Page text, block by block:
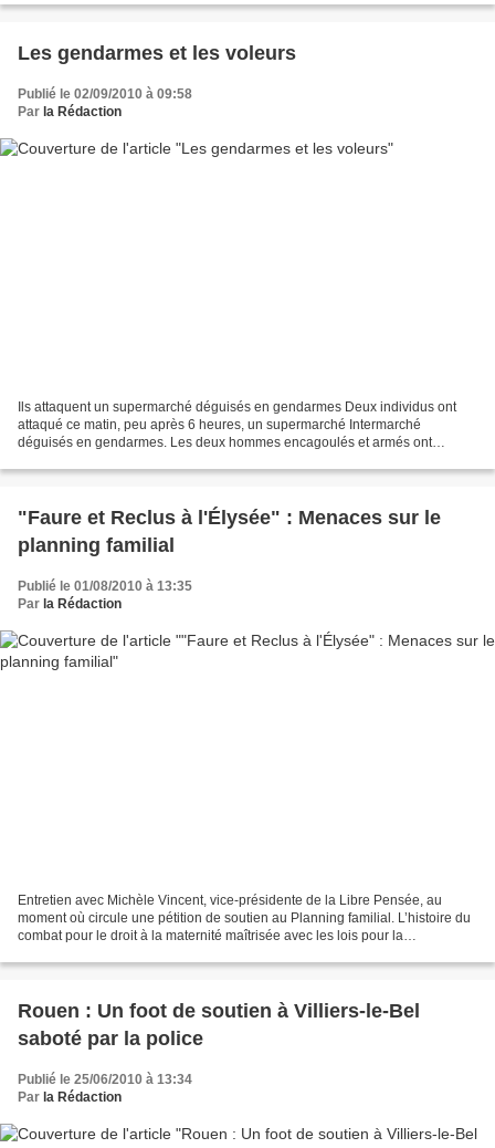
Les gendarmes et les voleurs
Publié le 02/09/2010 à 09:58
Par la Rédaction
Ils attaquent un supermarché déguisés en gendarmes Deux individus ont
attaqué ce matin, peu après 6 heures, un supermarché Intermarché
déguisés en gendarmes. Les deux hommes encagoulés et armés ont
"Faure et Reclus à l'Élysée" : Menaces sur le
planning familial
Publié le 01/08/2010 à 13:35
Par la Rédaction
Entretien avec Michèle Vincent, vice-présidente de la Libre Pensée, au
moment où circule une pétition de soutien au Planning familial. L’histoire du
combat pour le droit à la maternité maîtrisée avec les lois pour la
Rouen : Un foot de soutien à Villiers-le-Bel
saboté par la police
Publié le 25/06/2010 à 13:34
Par la Rédaction